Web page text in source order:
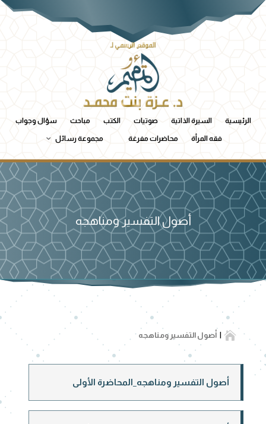
الرئيسية السيرة الذاتية صوتيات الكتب مباحث سؤال وجواب
فقه المرأة محاضرات مفرغة مجموعة رسائل
أصول التفسير ومناهجه
 أصول التفسير ومناهجه
أصول التفسير ومناهجه_المحاضرة الأولى